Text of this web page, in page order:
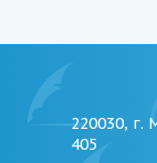
220030, г.
405